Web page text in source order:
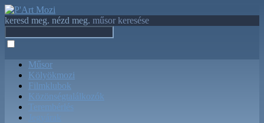
keresd meg. nézd meg. műsor keresése
Műsor
Kölyökmozi
Filmklubok
Közönségtalálkozók
Terembérlés
Jegyárak